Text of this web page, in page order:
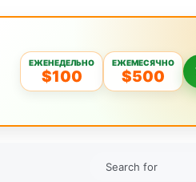
ЕЖЕНЕДЕЛЬНО
$100
ЕЖЕМЕСЯЧНО
$500